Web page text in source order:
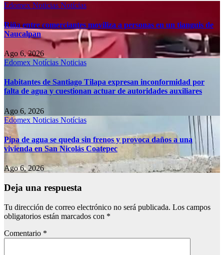
Edomex Noticias Notícias
Riña entre comerciantes moviliza a personas en un tianguis de
Naucalpan
Ago 6, 2026
Edomex Notícias Noticias
Habitantes de Santiago Tilapa expresan inconformidad por
falta de agua y cuestionan actuar de autoridades auxiliares
Ago 6, 2026
Edomex Noticias Notícias
Pipa de agua se queda sin frenos y provoca daños a una
vivienda en San Nicolás Coatepec
Ago 6, 2026
Deja una respuesta
Tu dirección de correo electrónico no será publicada. Los campos
obligatorios están marcados con *
Comentario *